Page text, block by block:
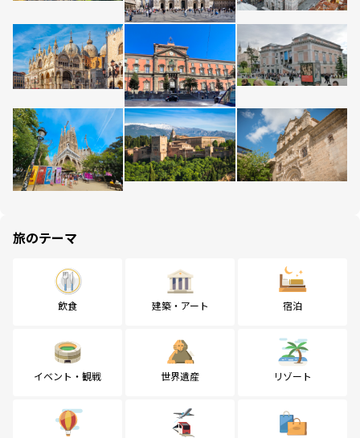
旅のテーマ
飲食 建築・アート 宿泊
イベント・観戦 世界遺産 リゾート